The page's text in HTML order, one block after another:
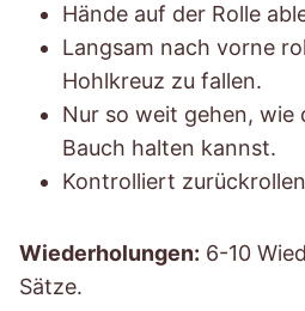
Hände auf der Rolle
Langsam nach vorne
Hohlkreuz zu fallen.
Nur so weit gehen, wie
Bauch halten kannst.
Kontrolliert
Wiederholungen: 6-10
Sätze.